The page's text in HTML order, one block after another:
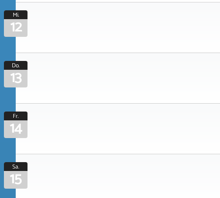
Mi.
12
Do.
13
Fr.
14
Sa.
15